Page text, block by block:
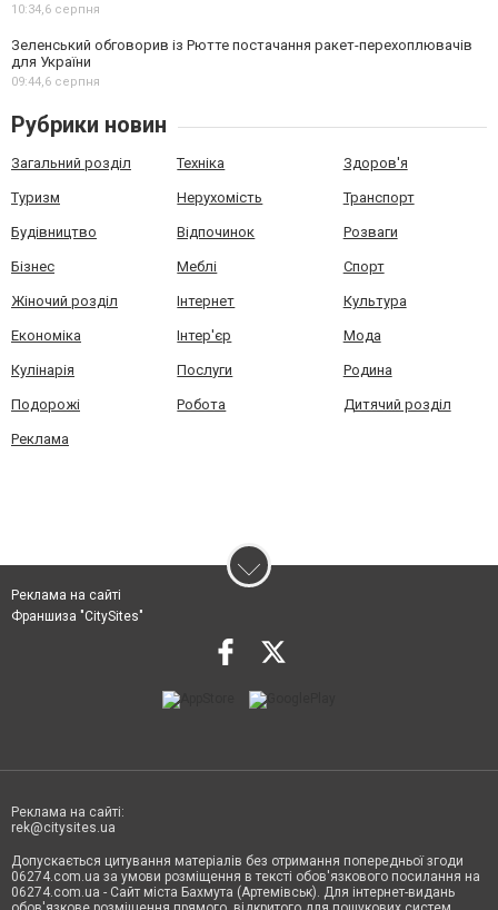
10:34,6 серпня
Зеленський обговорив із Рютте постачання ракет-перехоплювачів
для України
09:44,6 серпня
Рубрики новин
Загальний розділ Техніка Здоров'я
Туризм Нерухомість Транспорт
Будівництво Відпочинок Розваги
Бізнес Меблі Спорт
Жіночий розділ Інтернет Культура
Економіка Інтер'єр Мода
Кулінарія Послуги Родина
Подорожі Робота Дитячий розділ
Реклама
Реклама на сайті
Франшиза "CitySites"
Реклама на сайті:
rek@citysites.ua
Допускається цитування матеріалів без отримання попередньої згоди
06274.com.ua за умови розміщення в тексті обов'язкового посилання на
06274.com.ua - Сайт міста Бахмута (Артемівськ). Для інтернет-видань